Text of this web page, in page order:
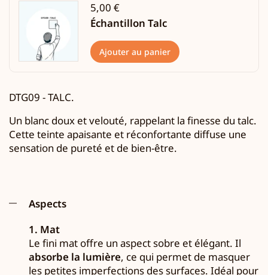
5,00 €
Échantillon Talc
Ajouter au panier
DTG09 -TALC.
Un blanc doux et velouté, rappelant la finesse du talc.
Cette teinte apaisante et réconfortante diffuse une
sensation de pureté et de bien-être.
Aspects
1. Mat
Le fini mat offre un aspect sobre et élégant. Il
absorbe la lumière, ce qui permet de masquer
les petites imperfections des surfaces. Idéal pour